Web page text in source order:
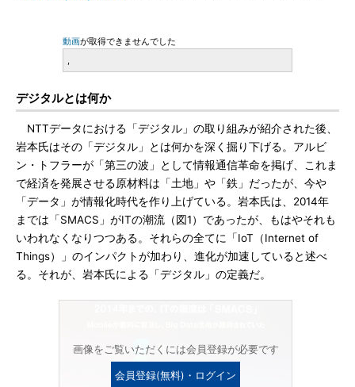
動画が取得できませんでした
,
デジタルとは何か
NTTデータにおける「デジタル」の取り組みが紹介された後、
岩本氏はその「デジタル」とは何かを深く掘り下げる。アルビ
ン・トフラーが「第三の波」として情報通信革命を掲げ、これま
で経済を発展させる原材料は「土地」や「鉄」だったが、今や
「データ」が情報化時代を作り上げている。岩本氏は、2014年
までは「SMACS」がITの潮流（図1）であったが、もはやそれも
いわれなくなりつつある。それらの全てに「IoT（Internet of
Things）」のインパクトが加わり、進化が加速していると述べ
る。それが、岩本氏による「デジタル」の定義だ。
画像をご覧いただくには会員登録が必要です
会員登録(無料)・ログイン